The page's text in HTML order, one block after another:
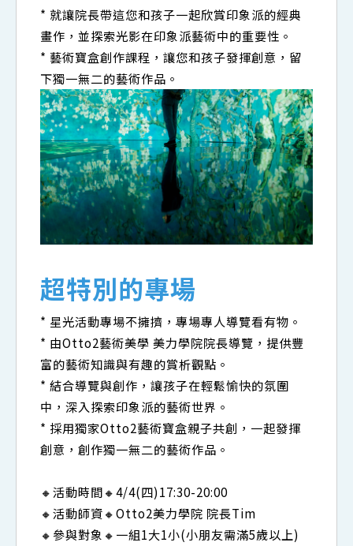
* 就讓院長帶這您和孩子一起欣賞印象派的經典
畫作，並探索光影在印象派藝術中的重要性。
* 藝術寶盒創作課程，讓您和孩子發揮創意，留
下獨一無二的藝術作品。
超特別的專場
* 星光活動專場不擁擠，專場專人導覽看有物。
* 由Otto2藝術美學 美力學院院長導覽，提供豐
富的藝術知識與有趣的賞析觀點。
* 結合導覽與創作，讓孩子在輕鬆愉快的氛圍
中，深入探索印象派的藝術世界。
* 採用獨家Otto2藝術寶盒親子共創，一起發揮
創意，創作獨一無二的藝術作品。
🔸活動時間🔸4/4(四)17:30-20:00
🔸活動師資🔸Otto2美力學院 院長Tim
🔸參與對象🔸一組1大1小(小朋友需滿5歲以上)